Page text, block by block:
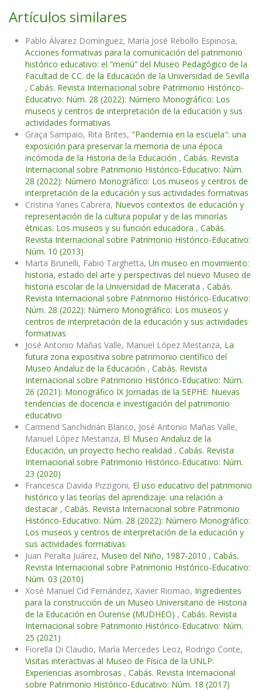
Artículos similares
Pablo Álvarez Domínguez, María José Rebollo Espinosa,
Acciones formativas para la comunicación del patrimonio
histórico educativo: el “menú” del Museo Pedagógico de la
Facultad de CC. de la Educación de la Universidad de Sevilla
, Cabás. Revista Internacional sobre Patrimonio Histórico-
Educativo: Núm. 28 (2022): Número Monográfico: Los
museos y centros de interpretación de la educación y sus
actividades formativas
Graça Sampaio, Rita Brites, "Pandemia en la escuela": una
exposición para preservar la memoria de una época
incómoda de la Historia de la Educación , Cabás. Revista
Internacional sobre Patrimonio Histórico-Educativo: Núm.
28 (2022): Número Monográfico: Los museos y centros de
interpretación de la educación y sus actividades formativas
Cristina Yanes Cabrera, Nuevos contextos de educación y
representación de la cultura popular y de las minorías
étnicas: Los museos y su función educadora , Cabás.
Revista Internacional sobre Patrimonio Histórico-Educativo:
Núm. 10 (2013)
Marta Brunelli, Fabio Targhetta, Un museo en movimiento:
historia, estado del arte y perspectivas del nuevo Museo de
historia escolar de la Universidad de Macerata , Cabás.
Revista Internacional sobre Patrimonio Histórico-Educativo:
Núm. 28 (2022): Número Monográfico: Los museos y
centros de interpretación de la educación y sus actividades
formativas
José Antonio Mañas Valle, Manuel López Mestanza, La
futura zona expositiva sobre patrimonio científico del
Museo Andaluz de la Educación , Cabás. Revista
Internacional sobre Patrimonio Histórico-Educativo: Núm.
26 (2021): Monográfico IX Jornadas de la SEPHE: Nuevas
tendencias de docencia e investigación del patrimonio
educativo
Carmend Sanchidrián Blanco, José Antonio Mañas Valle,
Manuel López Mestanza, El Museo Andaluz de la
Educación, un proyecto hecho realidad , Cabás. Revista
Internacional sobre Patrimonio Histórico-Educativo: Núm.
23 (2020)
Francesca Davida Pizzigoni, El uso educativo del patrimonio
histórico y las teorías del aprendizaje: una relación a
destacar , Cabás. Revista Internacional sobre Patrimonio
Histórico-Educativo: Núm. 28 (2022): Número Monográfico:
Los museos y centros de interpretación de la educación y
sus actividades formativas
Juan Peralta Juárez, Museo del Niño, 1987-2010 , Cabás.
Revista Internacional sobre Patrimonio Histórico-Educativo:
Núm. 03 (2010)
Xosé Manuel Cid Fernández, Xavier Riomao, Ingredientes
para la construcción de un Museo Universitario de Historia
de la Educación en Ourense (MUDHEO) , Cabás. Revista
Internacional sobre Patrimonio Histórico-Educativo: Núm.
25 (2021)
Fiorella Di Claudio, María Mercedes Leoz, Rodrigo Conte,
Visitas interactivas al Museo de Física de la UNLP:
Experiencias asombrosas , Cabás. Revista Internacional
sobre Patrimonio Histórico-Educativo: Núm. 18 (2017)